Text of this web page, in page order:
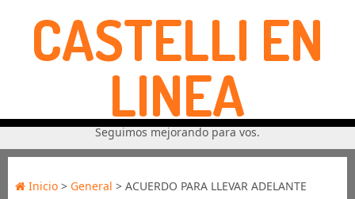
CASTELLI EN
LINEA
Seguimos mejorando para vos.
Inicio> General > ACUERDO PARA LLEVAR ADELANTE